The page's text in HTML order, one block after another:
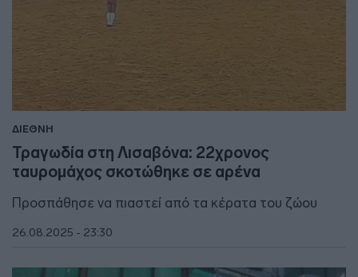
ΔΙΕΘΝΗ
Τραγωδία στη Λισαβόνα: 22χρονος
ταυρομάχος σκοτώθηκε σε αρένα
Προσπάθησε να πιαστεί από τα κέρατα του ζώου
26.08.2025 - 23:30